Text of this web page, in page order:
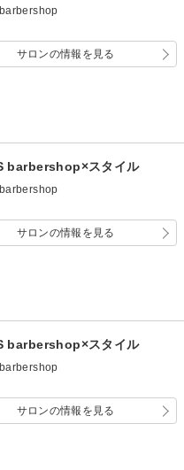
サロンの情報を見る
barbershop×スタイル
サロンの情報を見る
barbershop×スタイル
サロンの情報を見る